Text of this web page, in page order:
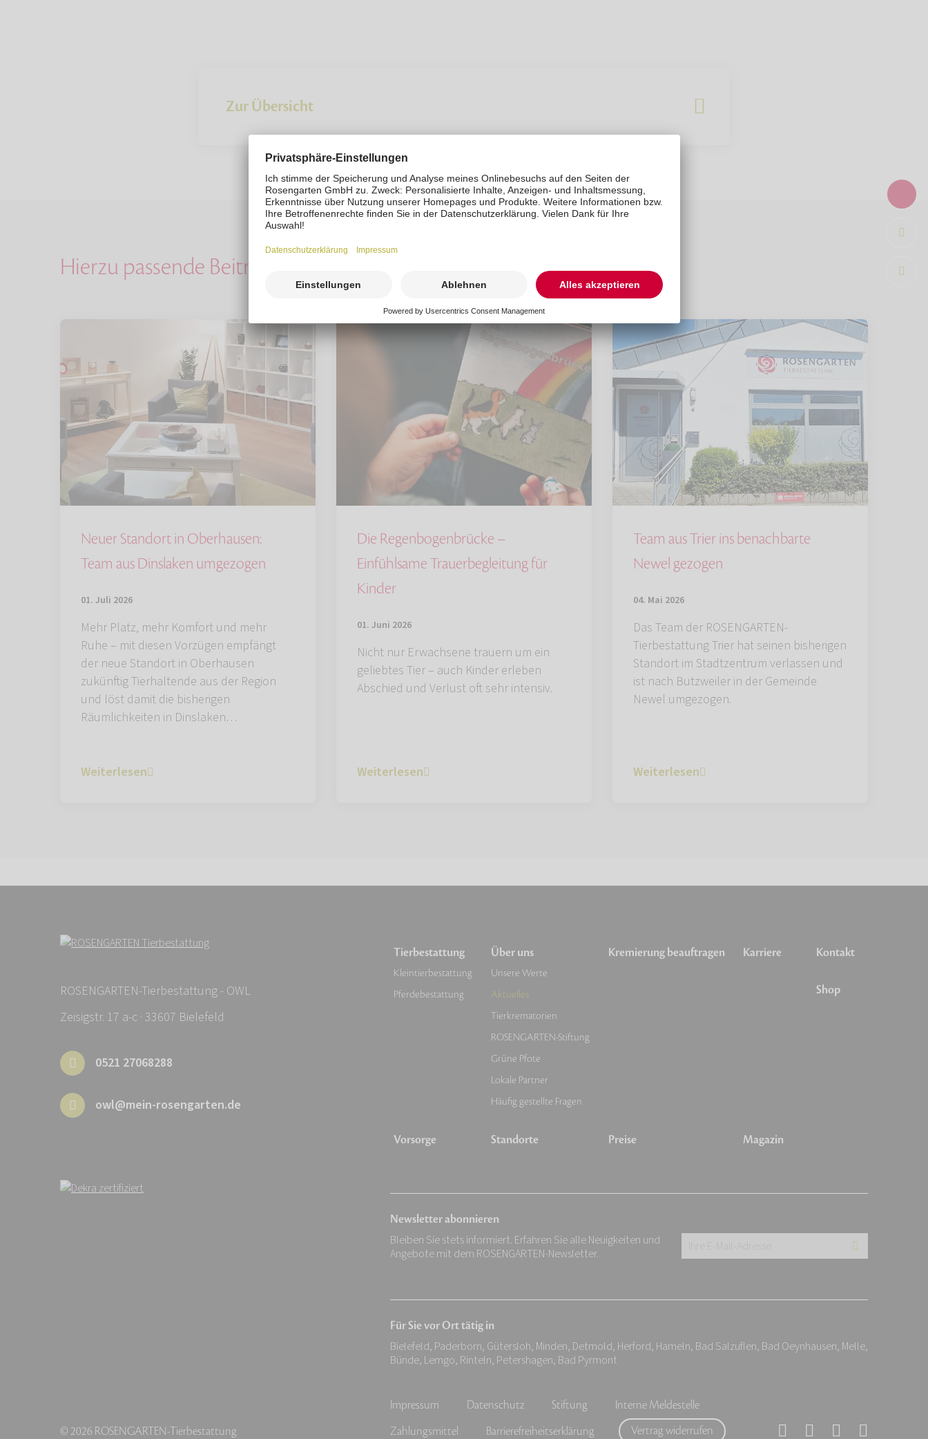
Zur Übersicht
Hierzu passende Beiträge
Neuer Standort in Oberhausen:
Team aus Dinslaken umgezogen
01. Juli 2026
Mehr Platz, mehr Komfort und mehr
Ruhe – mit diesen Vorzügen empfängt
der neue Standort in Oberhausen
zukünftig Tierhaltende aus der Region
und löst damit die bisherigen
Räumlichkeiten in Dinslaken…
Weiterlesen
Die Regenbogenbrücke –
Einfühlsame Trauerbegleitung für
Kinder
01. Juni 2026
Nicht nur Erwachsene trauern um ein
geliebtes Tier – auch Kinder erleben
Abschied und Verlust oft sehr intensiv.
Weiterlesen
Team aus Trier ins benachbarte
Newel gezogen
04. Mai 2026
Das Team der ROSENGARTEN-
Tierbestattung Trier hat seinen bisherigen
Standort im Stadtzentrum verlassen und
ist nach Butzweiler in der Gemeinde
Newel umgezogen.
Weiterlesen
ROSENGARTEN-Tierbestattung - OWL
Zeisigstr. 17 a-c · 33607 Bielefeld
0521 27068288
owl@mein-rosengarten.de
Tierbestattung
Kleintierbestattung
Pferdebestattung
Vorsorge
Über uns
Unsere Werte
Aktuelles
Tierkrematorien
ROSENGARTEN-Stiftung
Grüne Pfote
Lokale Partner
Häufig gestellte Fragen
Standorte
Kremierung beauftragen
Preise
Karriere
Magazin
Kontakt
Shop
Newsletter abonnieren
Bleiben Sie stets informiert. Erfahren Sie alle Neuigkeiten und
Angebote mit dem ROSENGARTEN-Newsletter.
E-
Für Sie vor Ort tätig in
Bielefeld, Paderborn, Gütersloh, Minden, Detmold, Herford, Hameln, Bad Salzuflen, Bad Oeynhausen, Melle,
Bünde, Lemgo, Rinteln, Petershagen, Bad Pyrmont
Impressum Datenschutz Stiftung
Interne Meldestelle
Zahlungsmittel
Barrierefreiheitserklärung Vertrag widerrufen
© 2026 ROSENGARTEN-Tierbestattung